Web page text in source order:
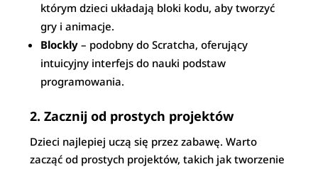
którym dzieci układają bloki kodu, aby tworzyć
gry i animacje.
Blockly – podobny do Scratcha, oferujący
intuicyjny interfejs do nauki podstaw
programowania.
2. Zacznij od prostych projektów
Dzieci najlepiej uczą się przez zabawę. Warto
zacząć od prostych projektów, takich jak tworzenie